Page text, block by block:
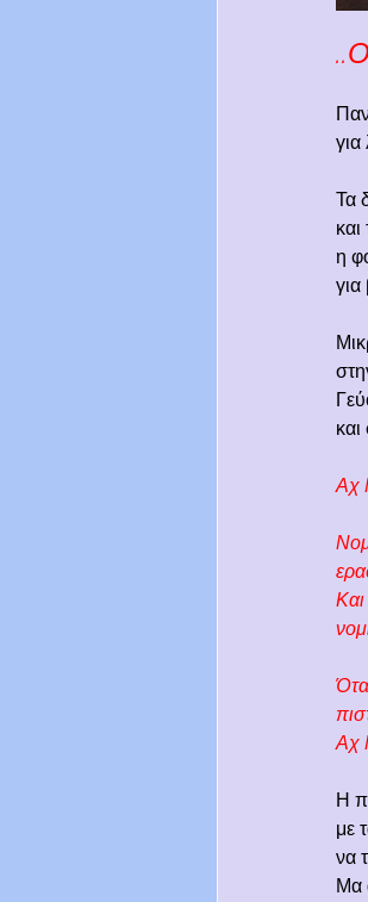
Τα
η
Αχ
Και
Αχ
Η
με
να
Μα